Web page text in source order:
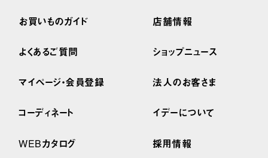
お買いものガイド
よくあるご質問
マイページ・会員登録
コーディネート
WEBカタログ
店舗情報
ショップニュース
法人のお客さま
イデーについて
採用情報